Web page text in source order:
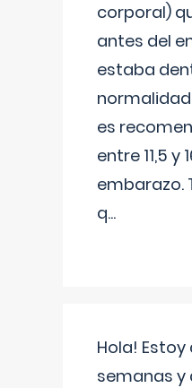
corporal)
antes del
estaba
es
entre 11,5 y
embarazo.
q...
Hola! Estoy
semanas y